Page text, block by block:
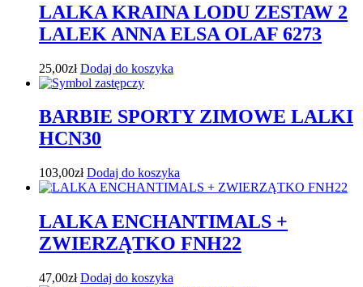
LALKA KRAINA LODU ZESTAW 2
LALEK ANNA ELSA OLAF 6273
25,00zł Dodaj do koszyka
BARBIE SPORTY ZIMOWE LALKI
HCN30
103,00zł Dodaj do koszyka
LALKA ENCHANTIMALS +
ZWIERZĄTKO FNH22
47,00zł Dodaj do koszyka